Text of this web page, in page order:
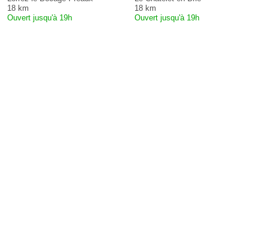
18 km
Ouvert jusqu'à 19h
18 km
Ouvert jusqu'à 19h